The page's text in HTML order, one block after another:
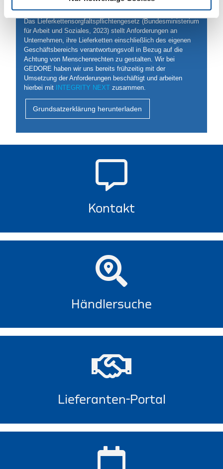
Das Lieferkettensorgfaltspflichtengesetz (Bundesministerium
für Arbeit und Soziales, 2023) stellt Anforderungen an
Unternehmen, ihre Lieferketten einschließlich des eigenen
Geschäftsbereichs verantwortungsvoll in Bezug auf die
Achtung von Menschenrechten zu gestalten. Wir bei
GEDORE haben wir uns bereits frühzeitig mit der
Umsetzung der Anforderungen beschäftigt und arbeiten
hierbei mit
INTEGRITY NEXT zusammen.
Grundsatzerklärung herunterladen
Kontakt
Händlersuche
Lieferanten-Portal